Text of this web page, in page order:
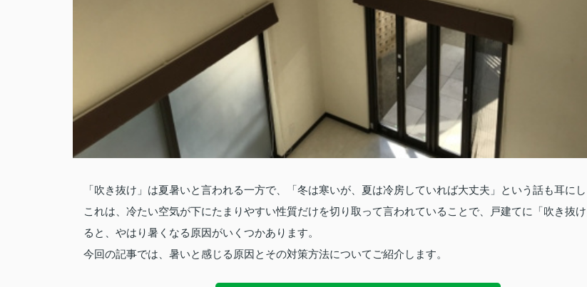
「吹き抜け」は夏暑いと言われる一方で、「冬は寒いが、夏は冷房していれば大丈夫」という話も耳にし
これは、冷たい空気が下にたまりやすい性質だけを切り取って言われていることで、戸建てに「吹き抜
ると、やはり暑くなる原因がいくつかあります。
今回の記事では、暑いと感じる原因とその対策方法についてご紹介します。